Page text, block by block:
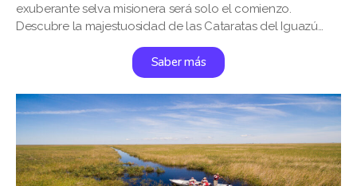
exuberante selva misionera será solo el comienzo.
Descubre la majestuosidad de las Cataratas del Iguazú…
Saber más